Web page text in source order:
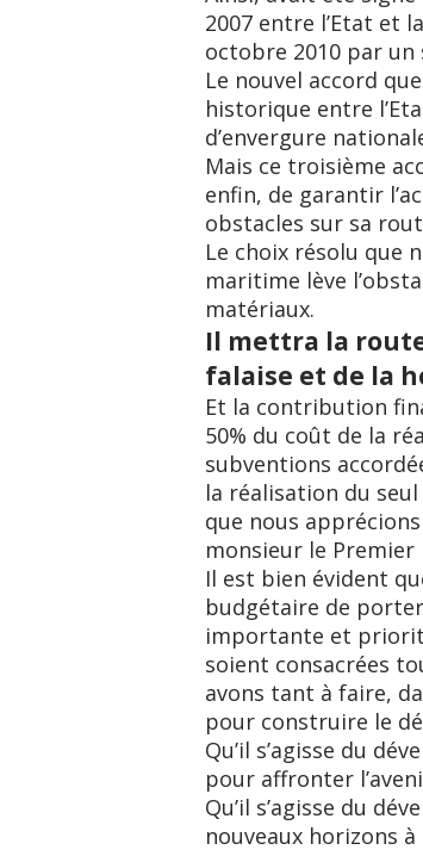
2007 entre l’Etat et
octobre 2010 par
Le nouvel accord
historique entre
d’envergure
Mais ce troisième
enfin, de garantir
obstacles sur sa
Le choix résolu que
maritime lève
matériaux.
Il mettra la
falaise et de la
Et la contribution
50% du coût de la
subventions
la réalisation du
que nous
monsieur le Premier
Il est bien évident
budgétaire de
importante et
soient consacrées
avons tant à faire,
pour construire le
Qu’il s’agisse du
pour affronter
Qu’il s’agisse du
nouveaux horizons